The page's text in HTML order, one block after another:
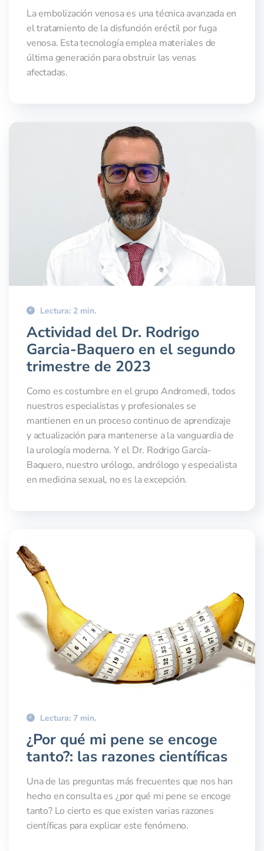
La embolización venosa es una técnica avanzada en
el tratamiento de la disfunción eréctil por fuga
venosa. Esta tecnología emplea materiales de
última generación para obstruir las venas
afectadas.
Lectura: 2 min.
Actividad del Dr. Rodrigo
Garcia-Baquero en el segundo
trimestre de 2023
Como es costumbre en el grupo Andromedi, todos
nuestros especialistas y profesionales se
mantienen en un proceso continuo de aprendizaje
y actualización para mantenerse a la vanguardia de
la urología moderna. Y el Dr. Rodrigo García-
Baquero, nuestro urólogo, andrólogo y especialista
en medicina sexual, no es la excepción.
Lectura: 7 min.
¿Por qué mi pene se encoge
tanto?: las razones científicas
Una de las preguntas más frecuentes que nos han
hecho en consulta es ¿por qué mi pene se encoge
tanto? Lo cierto es que existen varias razones
científicas para explicar este fenómeno.